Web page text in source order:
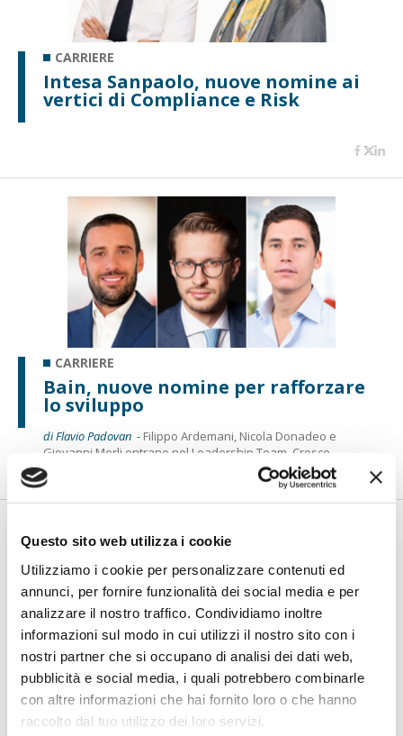
Questo sito web utilizza i cookie
Utilizziamo i cookie per personalizzare contenuti ed
annunci, per fornire funzionalità dei social media e per
analizzare il nostro traffico. Condividiamo inoltre
informazioni sul modo in cui utilizzi il nostro sito con i
nostri partner che si occupano di analisi dei dati web,
pubblicità e social media, i quali potrebbero combinarle
con altre informazioni che hai fornito loro o che hanno
raccolto dal tuo utilizzo dei loro servizi.
CARRIERE
Intesa Sanpaolo, nuove nomine ai
vertici di Compliance e Risk
CARRIERE
Bain, nuove nomine per rafforzare
lo sviluppo
di Flavio Padovan - Filippo Ardemani, Nicola Donadeo e
Giovanni Merli entrano nel Leadership Team. Cresce...
CARRIERE FINTECH
CheckSig rafforza la governance:
Luisa Coloni Presidente